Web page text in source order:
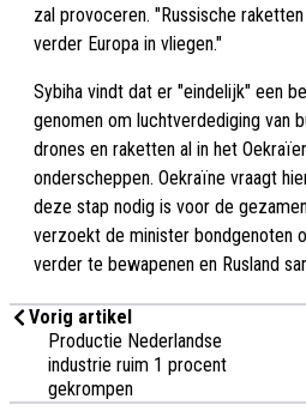
zal provoceren. "Russische
verder Europa in vliegen."
Sybiha‎ vindt dat er "eindelijk" een
genomen om luchtverdediging van
drones en raketten al in het
onderscheppen. Oekraïne vraagt
deze stap nodig is voor de
verzoekt de minister bondgenoten
verder te bewapenen en Rusland
Vorig artikel
Productie Nederlandse
industrie ruim 1 procent
gekrompen